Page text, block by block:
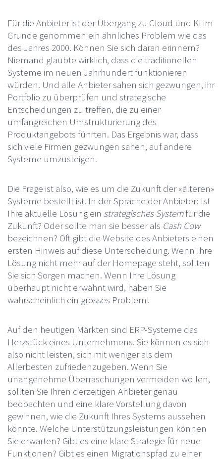
Für die Anbieter ist der Übergang zu Cloud und KI im
Grunde genommen ein ähnliches Problem wie das
des Jahres 2000. Können Sie sich daran erinnern?
Niemand glaubte wirklich, dass die traditionellen
Systeme im neuen Jahrhundert funktionieren
würden. Und alle Anbieter sahen sich gezwungen, ihr
Portfolio zu überprüfen und strategische
Entscheidungen zu treffen, die zu einer
umfangreichen Umstrukturierung des
Produktangebots führten. Das Ergebnis war, dass
sich viele Firmen gezwungen sahen, auf andere
Systeme umzusteigen.
Die Frage ist also, wie es um die Zukunft der «älteren»
Systeme bestellt ist. In der Sprache der Anbieter: Ist
Ihre aktuelle Lösung ein strategisches Systemfür die
Zukunft? Oder sollte man sie besser als Cash Cow
bezeichnen? Oft gibt die Website des Anbieters einen
ersten Hinweis auf diese Unterscheidung. Wenn Ihre
Lösung nicht mehr auf der Homepage steht, sollten
Sie sich Sorgen machen. Wenn Ihre Lösung
überhaupt nicht erwähnt wird, haben Sie
wahrscheinlich ein grosses Problem!
Auf den heutigen Märkten sind ERP-Systeme das
Herzstück eines Unternehmens. Sie können es sich
also nicht leisten, sich mit weniger als dem
Allerbesten zufriedenzugeben. Wenn Sie
unangenehme Überraschungen vermeiden wollen,
sollten Sie Ihren derzeitigen Anbieter genau
beobachten und eine klare Vorstellung davon
gewinnen, wie die Zukunft Ihres Systems aussehen
könnte. Welche Unterstützungsleistungen können
Sie erwarten? Gibt es eine klare Strategie für neue
Funktionen? Gibt es einen Migrationspfad zu einer